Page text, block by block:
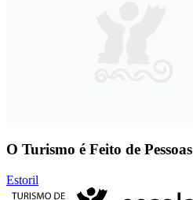
O Turismo é Feito de Pessoas
Estoril